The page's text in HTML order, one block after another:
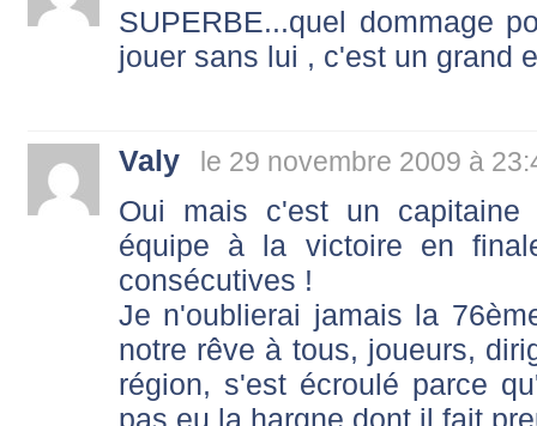
SUPERBE...quel dommage
jouer sans lui , c'est un grand
Valy le 29 novembre 2009 à
Oui mais c'est un
équipe à la victoire en
consécutives !
Je n'oublierai jamais la
notre rêve à tous, joueurs,
région, s'est écroulé parce
pas eu la hargne dont il fait